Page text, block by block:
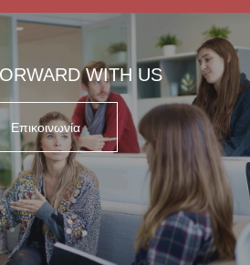
WITH US
Επικοινωνία